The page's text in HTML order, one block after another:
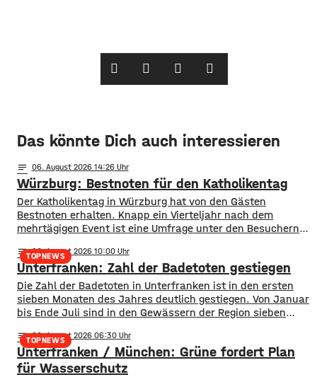
Das könnte Dich auch interessieren
notes 06. August 2026 14:26
Würzburg: Bestnoten für den Katholikentag
Der Katholikentag in Würzburg hat von den Gästen
Bestnoten erhalten. Knapp ein Vierteljahr nach dem
mehrtägigen Event ist eine Umfrage unter den Besuchern
sehr zufrieden mit den Tagen in Würzburg. Sowohl das
Programm als auch die gesamte Planung und Organisation
seien sehr gut gewesen. Mehrere zehntausend Gäste
waren
TOPNEWS
notes 06. August 2026 10:00
Unterfranken: Zahl der Badetoten gestiegen
Die Zahl der Badetoten in Unterfranken ist in den ersten
sieben Monaten des Jahres deutlich gestiegen. Von Januar
bis Ende Juli sind in den Gewässern der Region sieben
waren es drei. Diese Zahlen teilte die DLRG mit. Auch
bayernweit ist die Zahl der Badetoten gestiegen. Während
im Freistaat die
TOPNEWS
notes 06. August 2026 06:30
Unterfranken / München: Grüne fordert Plan
für Wasserschutz